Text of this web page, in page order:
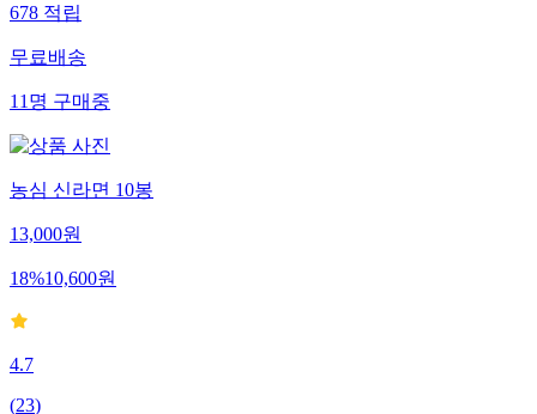
678적립
무료배송
11명구매중
농심 신라면 10봉
13,000원
18%10,600원
4.7